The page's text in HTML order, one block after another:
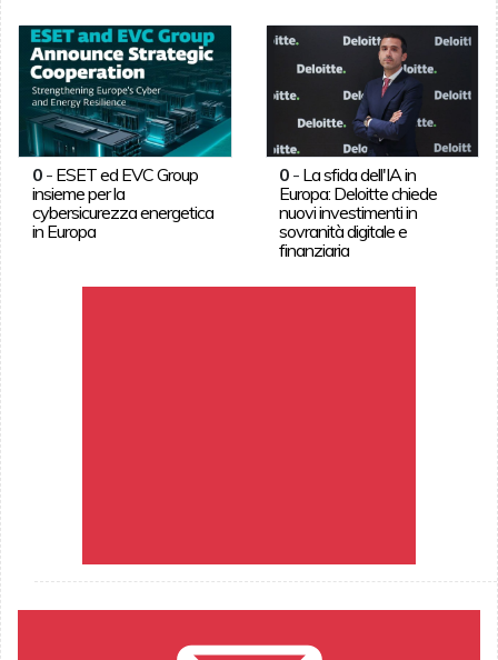
0- ESET ed EVC Group
insieme per la
cybersicurezza energetica
in Europa
0 - La sfida dell'IA in
Europa: Deloitte chiede
nuovi investimenti in
sovranità digitale e
finanziaria